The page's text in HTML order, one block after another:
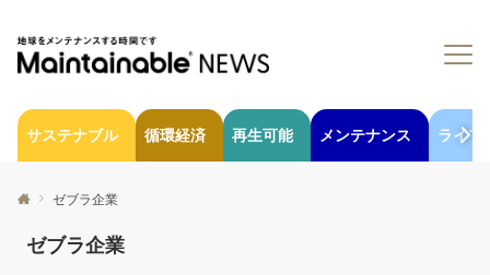
サステナブル 循環経済 再生可能 メンテナンス ライフ
ゼブラ企業
ゼブラ企業